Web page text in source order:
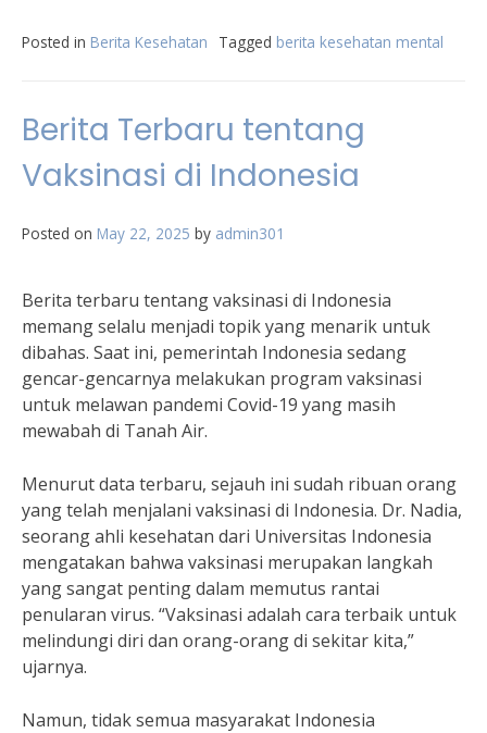
Posted in Berita Kesehatan Tagged berita kesehatan mental
Berita Terbaru tentang
Vaksinasi di Indonesia
Posted on May 22, 2025 by admin301
Berita terbaru tentang vaksinasi di Indonesia
memang selalu menjadi topik yang menarik untuk
dibahas. Saat ini, pemerintah Indonesia sedang
gencar-gencarnya melakukan program vaksinasi
untuk melawan pandemi Covid-19 yang masih
mewabah di Tanah Air.
Menurut data terbaru, sejauh ini sudah ribuan orang
yang telah menjalani vaksinasi di Indonesia. Dr. Nadia,
seorang ahli kesehatan dari Universitas Indonesia
mengatakan bahwa vaksinasi merupakan langkah
yang sangat penting dalam memutus rantai
penularan virus. “Vaksinasi adalah cara terbaik untuk
melindungi diri dan orang-orang di sekitar kita,”
ujarnya.
Namun, tidak semua masyarakat Indonesia